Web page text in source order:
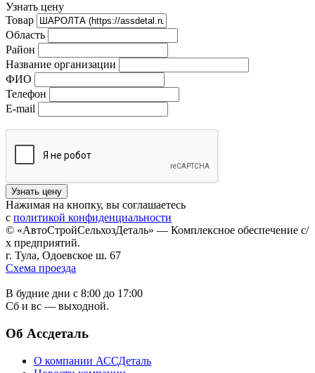
Узнать цену
Товар
Область
Район
Название организации
ФИО
Телефон
E-mail
Нажимая на кнопку, вы соглашаетесь
с политикой конфиденциальности
© «АвтоСтройСельхозДеталь» — Комплексное обеспечение с/
х предприятий.
г. Тула, Одоевское ш. 67
Схема проезда
В будние дни с 8:00 до 17:00
Сб и вс — выходной.
Об Ассдеталь
О компании АССДеталь